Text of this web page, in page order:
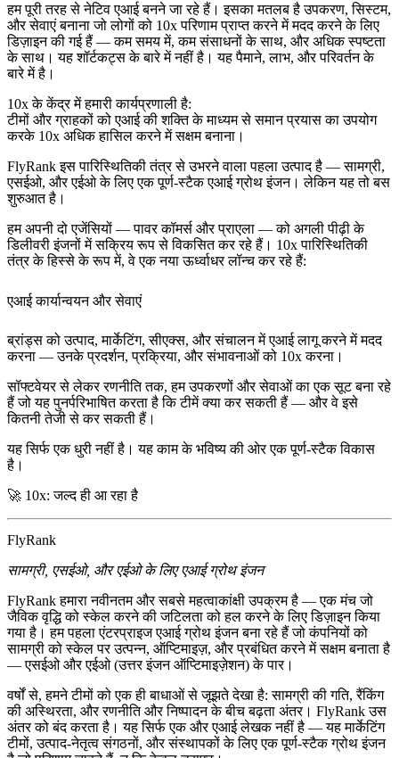
हम पूरी तरह से नेटिव एआई बनने जा रहे हैं। इसका मतलब है उपकरण, सिस्टम,
और सेवाएं बनाना जो लोगों को 10x परिणामप्राप्त करने में मदद करने के लिए
डिज़ाइन की गई हैं — कम समय में, कम संसाधनों के साथ, और अधिक स्पष्टता
के साथ। यह शॉर्टकट्स के बारे में नहीं है। यह पैमाने, लाभ, और परिवर्तन के
बारे में है।
10x के केंद्र में हमारी कार्यप्रणाली है:
टीमों और ग्राहकों को एआई की शक्ति के माध्यम से समान प्रयास का उपयोग
करके 10x अधिक हासिल करने में सक्षम बनाना।
FlyRank इस पारिस्थितिकी तंत्र से उभरने वाला पहला उत्पाद है — सामग्री,
एसईओ, और एईओ के लिए एक पूर्ण-स्टैक एआई ग्रोथ इंजन। लेकिन यह तो बस
शुरुआत है।
हम अपनी दो एजेंसियों —पावर कॉमर्स औरप्राएला — को अगली पीढ़ी के
डिलीवरी इंजनों में सक्रिय रूप से विकसित कर रहे हैं। 10x पारिस्थितिकी
तंत्र के हिस्से के रूप में, वे एक नया ऊर्ध्वाधर लॉन्च कर रहे हैं:
एआई कार्यान्वयन और सेवाएं
ब्रांड्स को उत्पाद, मार्केटिंग, सीएक्स, और संचालन में एआई लागू करने में मदद
करना — उनके प्रदर्शन, प्रक्रिया, और संभावनाओं को 10x करना।
सॉफ्टवेयर से लेकर रणनीति तक, हम उपकरणों और सेवाओं का एक सूट बना रहे
हैं जो यह पुनर्परिभाषित करता है कि टीमें क्या कर सकती हैं — और वे इसे
कितनी तेजी से कर सकती हैं।
यह सिर्फ एक धुरी नहीं है। यह काम के भविष्य की ओर एक पूर्ण-स्टैक विकास
है।
🚀 10x: जल्द ही आ रहा है
FlyRank
सामग्री, एसईओ, और एईओ के लिए एआई ग्रोथ इंजन
FlyRank हमारा नवीनतम और सबसे महत्वाकांक्षी उपक्रम है — एक मंच जो
जैविक वृद्धि को स्केल करने की जटिलता को हल करने के लिए डिज़ाइन किया
गया है। हम पहलाएंटरप्राइज एआई ग्रोथ इंजनबना रहे हैं जो कंपनियों को
सामग्री को स्केल पर उत्पन्न, ऑप्टिमाइज़, और प्रबंधित करने में सक्षम बनाता है
— एसईओ और एईओ (उत्तर इंजन ऑप्टिमाइज़ेशन) के पार।
वर्षों से, हमने टीमों को एक ही बाधाओं से जूझते देखा है: सामग्री की गति, रैंकिंग
की अस्थिरता, और रणनीति और निष्पादन के बीच बढ़ता अंतर। FlyRank उस
अंतर को बंद करता है। यह सिर्फ एक और एआई लेखक नहीं है — यह मार्केटिंग
टीमों, उत्पाद-नेतृत्व संगठनों, और संस्थापकों के लिए एक पूर्ण-स्टैक ग्रोथ इंजन